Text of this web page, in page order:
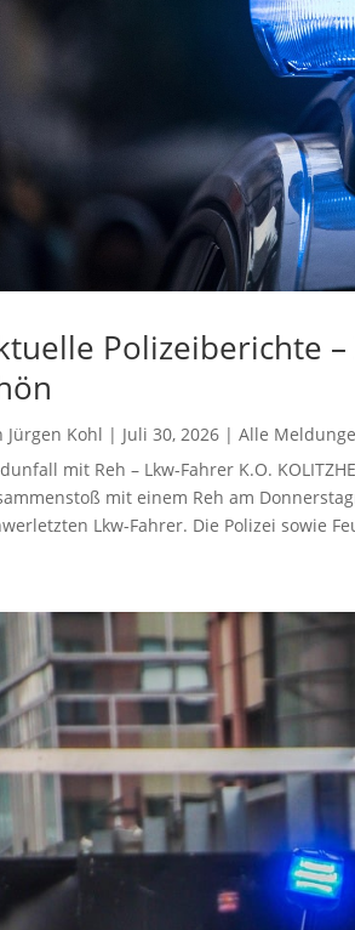
Polizeiberichte
Jürgen Kohl | Juli 30, 2026 |Alle
mit Reh – Lkw-Fahrer K.O.
mit einem Reh am
Lkw-Fahrer. Die Polizei sowie